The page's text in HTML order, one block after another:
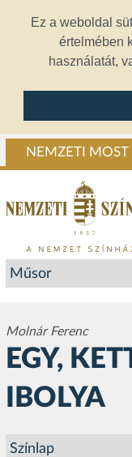
Ez a weboldal
értelmében
használatát,
NEMZETI MOST
Molnár Ferenc
EGY,
IBOLYA